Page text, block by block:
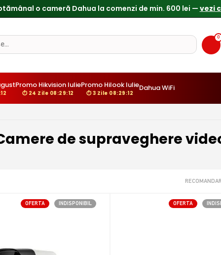
de pana la 25% doar in luna iulie → Vezi ofertele
0
Promo Hikvision Iulie
⏱ 24 Zile 08:29:11
Promo Hilook Iulie
⏱ 3 Zile 08:29:11
Dahua WiFi
de supraveghere
RECOMANDARI
INDISPONIBIL
OFERTA OFERTA